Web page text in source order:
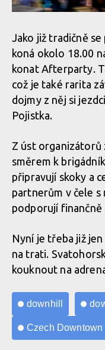
Jako již tradičně
koná okolo 18.00
konat Afterparty.
což je také rarita
dojmy z něj si
Pojistka.
Z úst organizátorů
směrem k
připravují skoky a
partnerům v čele s
podporují finančně
Nyní je třeba již
na trati.
kouknout na
downhill
Czech Downtown